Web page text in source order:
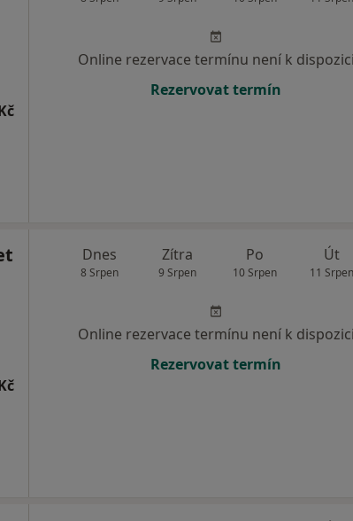
Online rezervace termínu není k dispozici
Rezervovat termín
Dnes
8 Srpen
Zítra
9 Srpen
Po
10 Srpen
Út
11 Srpen
Online rezervace termínu není k dispozici
Rezervovat termín